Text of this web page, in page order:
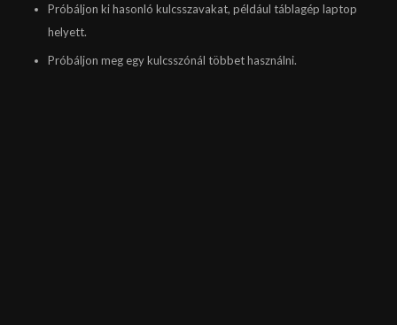
Próbáljon ki hasonló kulcsszavakat, például táblagép laptop
helyett.
Próbáljon meg egy kulcsszónál többet használni.